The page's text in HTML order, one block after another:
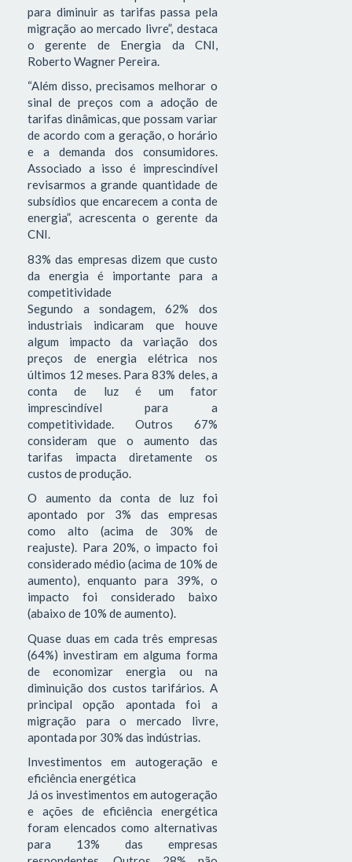
para diminuir as tarifas passa pela
migração ao mercado livre”, destaca
o gerente de Energia da CNI,
Roberto Wagner Pereira.
“Além disso, precisamos melhorar o
sinal de preços com a adoção de
tarifas dinâmicas, que possam variar
de acordo com a geração, o horário
e a demanda dos consumidores.
Associado a isso é imprescindível
revisarmos a grande quantidade de
subsídios que encarecem a conta de
energia”, acrescenta o gerente da
CNI.
83% das empresas dizem que custo
da energia é importante para a
competitividade
Segundo a sondagem, 62% dos
industriais indicaram que houve
algum impacto da variação dos
preços de energia elétrica nos
últimos 12 meses. Para 83% deles, a
conta de luz é um fator
imprescindível para a
competitividade. Outros 67%
consideram que o aumento das
tarifas impacta diretamente os
custos de produção.
O aumento da conta de luz foi
apontado por 3% das empresas
como alto (acima de 30% de
reajuste). Para 20%, o impacto foi
considerado médio (acima de 10% de
aumento), enquanto para 39%, o
impacto foi considerado baixo
(abaixo de 10% de aumento).
Quase duas em cada três empresas
(64%) investiram em alguma forma
de economizar energia ou na
diminuição dos custos tarifários. A
principal opção apontada foi a
migração para o mercado livre,
apontada por 30% das indústrias.
Investimentos em autogeração e
eficiência energética
Já os investimentos em autogeração
e ações de eficiência energética
foram elencados como alternativas
para 13% das empresas